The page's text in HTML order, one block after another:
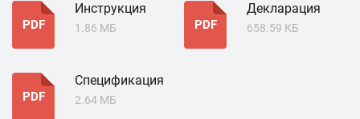
PDF
Инструкция
1.86 МБ PDF
Декларация
658.59 КБ
PDF
Спецификация
2.64 МБ